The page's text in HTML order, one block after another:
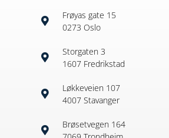
Frøyas gate 15
0273 Oslo
Storgaten 3
1607 Fredrikstad
Løkkeveien 107
4007 Stavanger
Brøsetvegen 164